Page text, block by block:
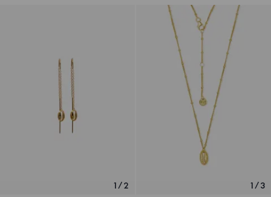
1 /2 1 /3